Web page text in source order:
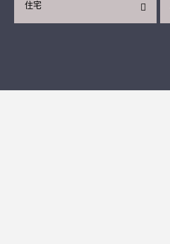
住宅